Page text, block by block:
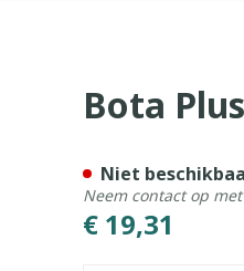
Bota
€ 19,31
Niet
Neem contact op